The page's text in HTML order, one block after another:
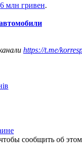
млн гривен.
https://t.me/
сообщить об